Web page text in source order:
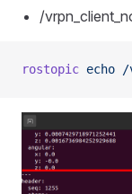
/
rostopic echo /